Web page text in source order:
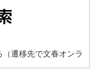
（遷移先で文春オンラ